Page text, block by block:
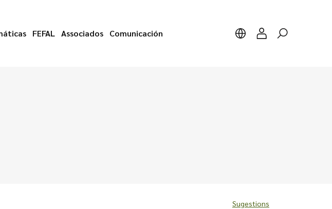
FEFAL Associados Comunicación
Sugestions